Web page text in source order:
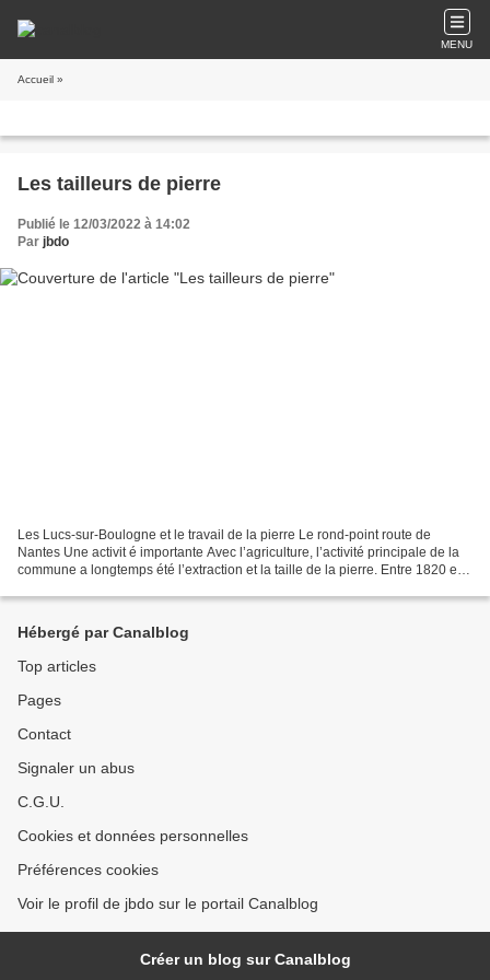
MENU
Accueil »
Les tailleurs de pierre
Publié le 12/03/2022 à 14:02
Par jbdo
Les Lucs-sur-Boulogne et le travail de la pierre Le rond-point route de
Nantes Une activit é importante Avec l’agriculture, l’activité principale de la
commune a longtemps été l’extraction et la taille de la pierre. Entre 1820 et
Hébergé par Canalblog
Top articles
Pages
Contact
Signaler un abus
C.G.U.
Cookies et données personnelles
Préférences cookies
Voir le profil de jbdo sur le portail Canalblog
Créer un blog sur Canalblog